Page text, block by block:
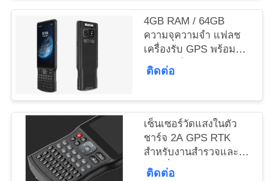
PRIVACY
POLICY
4GB RAM / 64GB
ความจุความจํา แฟลช
เครื่องรับ GPS พร้อม
เซนเซอร์และการทํางาน
ของเร่ง
ติดต่อ
เซ็นเซอร์วัดแสงในตัว
ชาร์จ 2A GPS RTK
สำหรับงานสำรวจและทำ
แผนที่
ติดต่อ